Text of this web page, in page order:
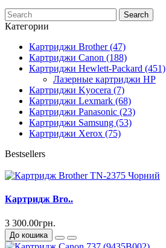
Search
Категории
Картриджи Brother (47)
Картриджи Canon (188)
Картриджи Hewlett-Packard (451)
Лазерные картриджи HP
Картриджи Kyocera (7)
Картриджи Lexmark (68)
Картриджи Panasonic (23)
Картриджи Samsung (53)
Картриджи Xerox (75)
Bestsellers
Картридж Bro..
3 300.00грн.
До кошика